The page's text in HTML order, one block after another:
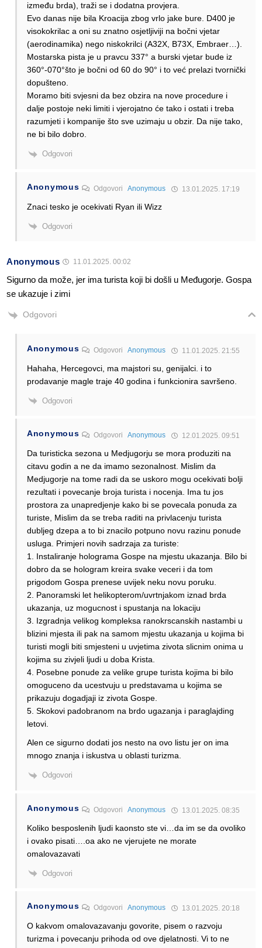
između brda), traži se i dodatna provjera.
Evo danas nije bila Kroacija zbog vrlo jake bure. D400 je
visokokrilac a oni su znatno osjetljiviji na bočni vjetar
(aerodinamika) nego niskokrilci (A32X, B73X, Embraer…).
Mostarska pista je u pravcu 337° a burski vjetar bude iz
360°-070°što je bočni od 60 do 90° i to već prelazi tvornički
dopušteno.
Moramo biti svjesni da bez obzira na nove procedure i
dalje postoje neki limiti i vjerojatno će tako i ostati i treba
razumjeti i kompanije što sve uzimaju u obzir. Da nije tako,
ne bi bilo dobro.
Odgovori
Anonymous OdgovoriAnonymous 13.01.2025. 17:19
Znaci tesko je ocekivati Ryan ili Wizz
Odgovori
Anonymous 11.01.2025. 00:02
Sigurno da može, jer ima turista koji bi došli u Međugorje. Gospa
se ukazuje i zimi
Odgovori
Anonymous OdgovoriAnonymous 11.01.2025. 21:55
Hahaha, Hercegovci, ma majstori su, genijalci. i to
prodavanje magle traje 40 godina i funkcionira savršeno.
Odgovori
Anonymous OdgovoriAnonymous 12.01.2025. 09:51
Da turisticka sezona u Medjugorju se mora produziti na
citavu godin a ne da imamo sezonalnost. Mislim da
Medjugorje na tome radi da se uskoro mogu ocekivati bolji
rezultati i povecanje broja turista i nocenja. Ima tu jos
prostora za unapredjenje kako bi se povecala ponuda za
turiste, Mislim da se treba raditi na privlacenju turista
dubljeg dzepa a to bi znacilo potpuno novu razinu ponude
usluga. Primjeri novih sadrzaja za turiste:
1. Instaliranje holograma Gospe na mjestu ukazanja. Bilo bi
dobro da se hologram kreira svake veceri i da tom
prigodom Gospa prenese uvijek neku novu poruku.
2. Panoramski let helikopterom/uvrtnjakom iznad brda
ukazanja, uz mogucnost i spustanja na lokaciju
3. Izgradnja velikog kompleksa ranokrscanskih nastambi u
blizini mjesta ili pak na samom mjestu ukazanja u kojima bi
turisti mogli biti smjesteni u uvjetima zivota slicnim onima u
kojima su zivjeli ljudi u doba Krista.
4. Posebne ponude za velike grupe turista kojima bi bilo
omoguceno da ucestvuju u predstavama u kojima se
prikazuju dogadjaji iz zivota Gospe.
5. Skokovi padobranom na brdo ugazanja i paraglajding
letovi.
Alen ce sigurno dodati jos nesto na ovo listu jer on ima
mnogo znanja i iskustva u oblasti turizma.
Odgovori
Anonymous OdgovoriAnonymous 13.01.2025. 08:35
Koliko besposlenih ljudi kaonsto ste vi…da im se da ovoliko
i ovako pisati….oa ako ne vjerujete ne morate
omalovazavati
Odgovori
Anonymous OdgovoriAnonymous 13.01.2025. 20:18
O kakvom omalovazavanju govorite, pisem o razvoju
turizma i povecanju prihoda od ove djelatnosti. Vi to ne